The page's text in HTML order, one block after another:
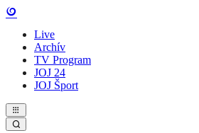
Live
Archív
TV Program
JOJ 24
JOJ Šport